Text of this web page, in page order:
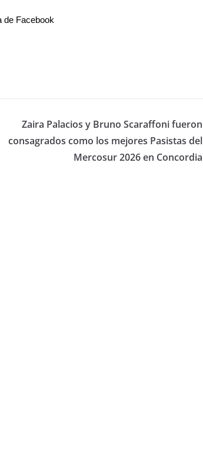
de Facebook
Zaira Palacios y Bruno Scaraffoni fueron
consagrados como los mejores Pasistas del
Mercosur 2026 en Concordia